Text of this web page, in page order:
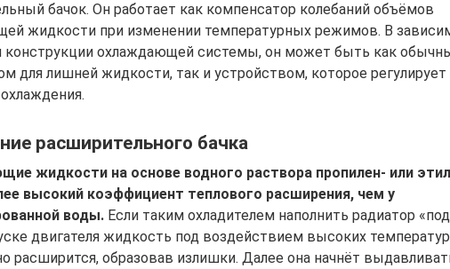
бачок. Он работает как компенсатор колебаний объёмов
жидкости при изменении температурных режимов. В
конструкции охлаждающей системы, он может быть как
для лишней жидкости, так и устройством, которое регулирует
расширительного бачка
жидкости на основе водного раствора пропилен- или
высокий коэффициент теплового расширения, чем у
воды. Если таким охладителем наполнить радиатор
двигателя жидкость под воздействием высоких температур
расширится, образовав излишки. Далее она начнёт